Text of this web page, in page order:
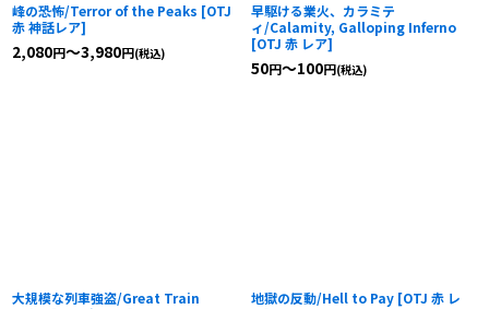
峰の恐怖/Terror of the Peaks [OTJ
赤 神話レア]
2,080円～3,980円(税込)
早駆ける業火、カラミテ
ィ/Calamity, Galloping Inferno
[OTJ 赤 レア]
50円～100円(税込)
大規模な列車強盗/Great Train
地獄の反動/Hell to Pay [OTJ 赤 レ